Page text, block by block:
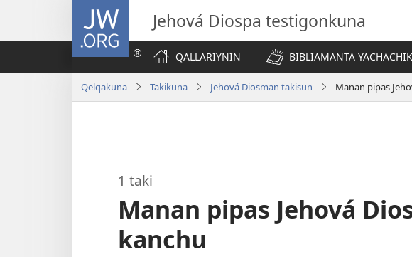
JW.ORG
Jehová Diospa testigonkuna
QALLARIYNIN BIBLIAMANTA
Qelqakuna Takikuna Jehová Diosman takisun Manan pipas
1 taki
Manan pipas Jehová
kanchu